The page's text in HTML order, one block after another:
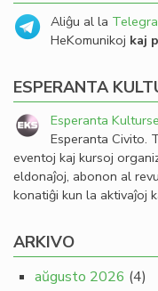
Aliĝu al la
HeKomunikoj kaj
ESPERANTA
Esperanta
Esperanta Civito.
eventoj kaj kursoj
eldonaĵoj, abonon al
konatiĝi kun la aktivaĵoj
ARKIVO
aŭgusto 2026 (4)